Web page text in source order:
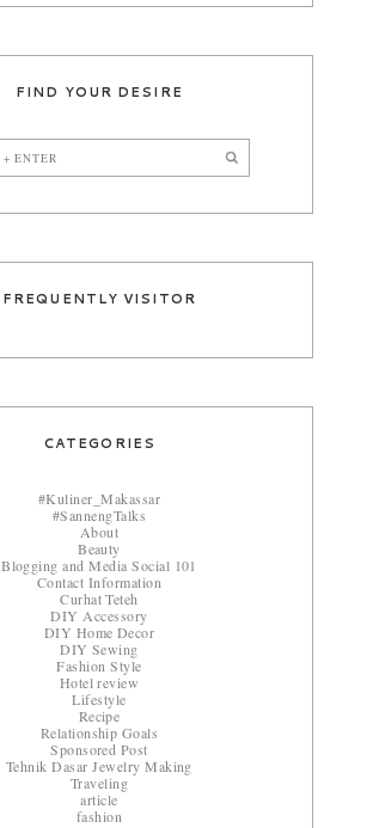
FIND YOUR DESIRE
FREQUENTLY VISITOR
CATEGORIES
#Kuliner_Makassar
#SannengTalks
About
Beauty
Blogging and Media Social 101
Contact Information
Curhat Teteh
DIY Accessory
DIY Home Decor
DIY Sewing
Fashion Style
Hotel review
Lifestyle
Recipe
Relationship Goals
Sponsored Post
Tehnik Dasar Jewelry Making
Traveling
article
fashion